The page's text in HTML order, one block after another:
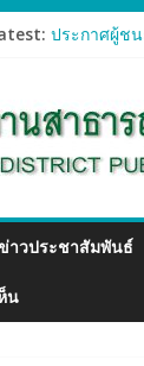
ประกาศผู้ชน
ประกาศผู้ชน
ประกาศผู้ช
ประกาศผู้ชน
าวประชาสัมพันธ์
น